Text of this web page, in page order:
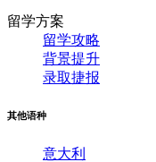
留学方案
留学攻略
背景提升
录取捷报
其他语种
意大利